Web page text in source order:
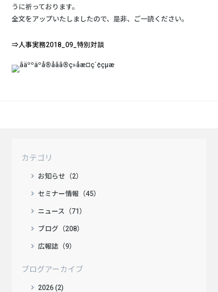
うに祈っております。
全文をアップいたしましたので、是非、ご一読ください。
⇒人事実務2018_09_特別対談
カテゴリ
お知らせ（2）
セミナー情報（45）
ニュース（71）
ブログ（208）
広報誌（9）
ブログアーカイブ
2026 (2)